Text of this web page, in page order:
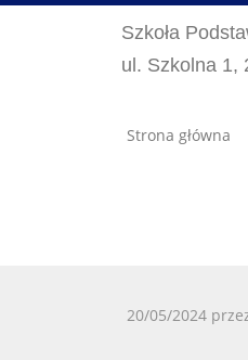
Szkoła
ul. Szkolna 1,
Strona główna
20/05/2024